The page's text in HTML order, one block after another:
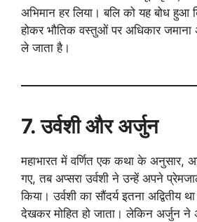
अभिमान हर लिया। बलि को यह बोध हुआ
होकर भौतिक वस्तुओं पर अधिकार
ले जाता है।
7. उर्वशी और अर्जुन
महाभारत में वर्णित एक कथा के अनुसार,
गए, तब अप्सरा उर्वशी ने उन्हें अपने
किया। उर्वशी का सौंदर्य इतना अद्वितीय
देखकर मोहित हो जाता। लेकिन अर्जुन ने